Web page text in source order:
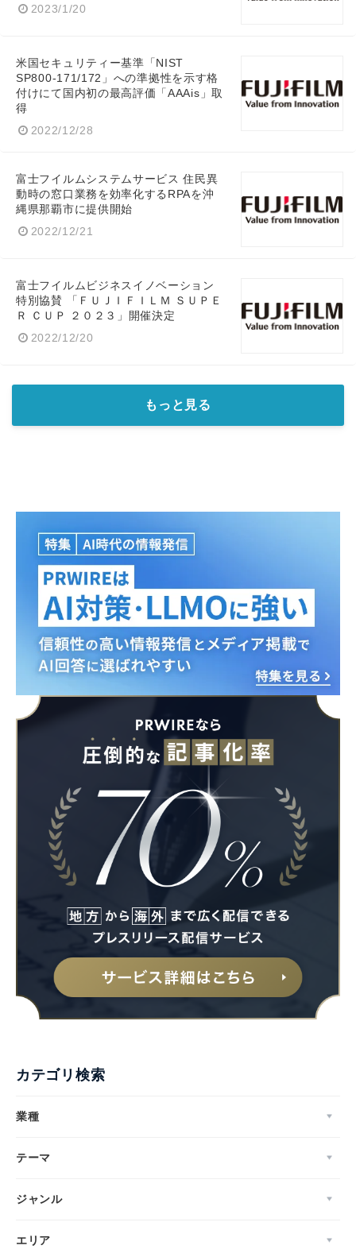
2023/1/20
米国セキュリティー基準「NIST
SP800-171/172」への準拠性を示す格
付けにて国内初の最高評価「AAAis」取
得
2022/12/28
富士フイルムシステムサービス 住民異
動時の窓口業務を効率化するRPAを沖
縄県那覇市に提供開始
2022/12/21
富士フイルムビジネスイノベーション
特別協賛 「ＦＵＪＩＦＩＬＭ ＳＵＰＥ
Ｒ ＣＵＰ ２０２３」開催決定
2022/12/20
もっと見る
カテゴリ検索
業種
テーマ
ジャンル
エリア